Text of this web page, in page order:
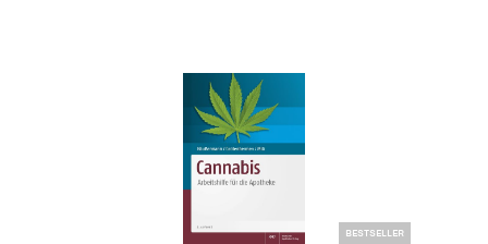
BESTSELLER